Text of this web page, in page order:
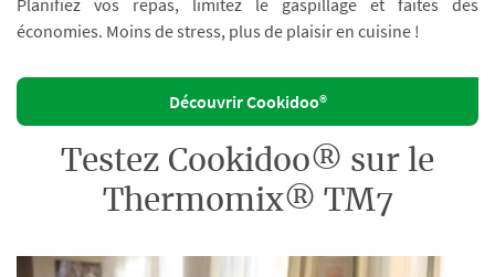
Planifiez vos repas, limitez le gaspillage et faites des
économies. Moins de stress, plus de plaisir en cuisine !
Découvrir Cookidoo®
Testez Cookidoo® sur le
Thermomix® TM7